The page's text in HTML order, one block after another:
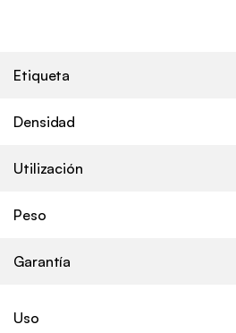
Etiqueta
Densidad
Utilización
Peso
Garantía
Uso